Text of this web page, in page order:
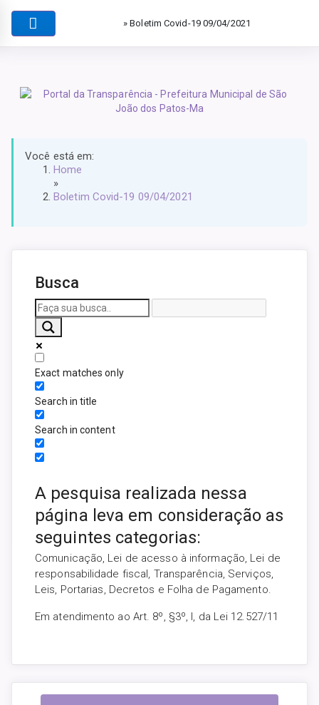
» Boletim Covid-19 09/04/2021
Você está em:
Home
»
Boletim Covid-19 09/04/2021
Busca
Exact matches only
Search in title
Search in content
A pesquisa realizada nessa
página leva em consideração as
seguintes categorias:
Comunicação, Lei de acesso à informação, Lei de
responsabilidade fiscal, Transparência, Serviços,
Leis, Portarias, Decretos e Folha de Pagamento.
Em atendimento ao Art. 8º, §3º, I, da Lei 12.527/11